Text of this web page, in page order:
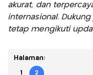
akurat, dan
internasional.
tetap mengikuti
Halaman:
1 2